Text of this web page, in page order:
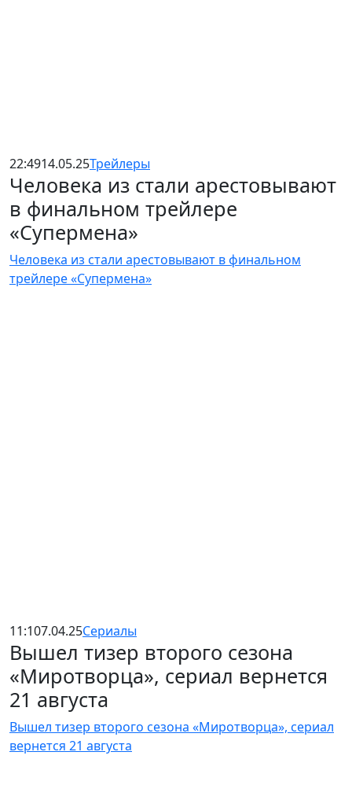
22:4914.05.25Трейлеры
Человека из стали арестовывают
в финальном трейлере
«Супермена»
Человека из стали арестовывают в финальном
трейлере «Супермена»
11:107.04.25Сериалы
Вышел тизер второго сезона
«Миротворца», сериал вернется
21 августа
Вышел тизер второго сезона «Миротворца», сериал
вернется 21 августа